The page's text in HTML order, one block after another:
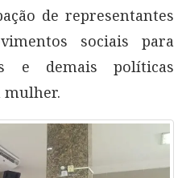
de representantes
sociais para
e demais políticas
mulher.